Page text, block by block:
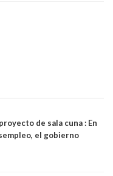
de sala cuna : En
el gobierno